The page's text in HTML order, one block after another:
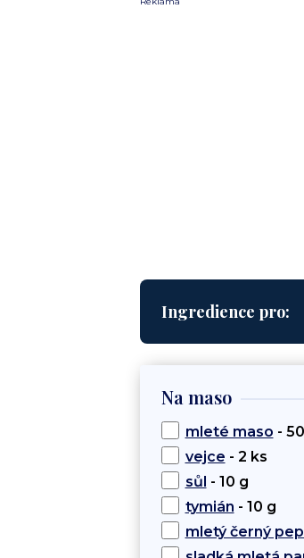
Ingredience pro:
Na maso
mleté maso -
vejce - 2 ks
sůl - 10 g
tymián - 10 g
mletý černý